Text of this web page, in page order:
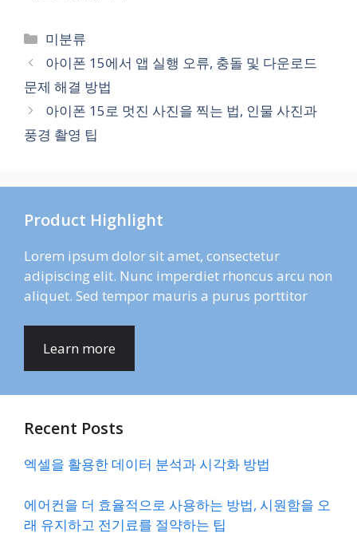
카
테
고
리
미분류
아이폰 15에서 앱 실행 오류, 충돌 및 다운로드
문제 해결 방법
아이폰 15로 멋진 사진을 찍는 법, 인물 사진과
풍경 촬영 팁
Product Highlight
Lorem ipsum dolor sit amet, consectetur
adipiscing elit. Nunc imperdiet rhoncus arcu non
aliquet. Sed tempor mauris a purus porttitor
Learn more
Recent Posts
엑셀을 활용한 데이터 분석과 시각화 방법
에어컨을 더 효율적으로 사용하는 방법, 시원함을 오
래 유지하고 전기료를 절약하는 팁